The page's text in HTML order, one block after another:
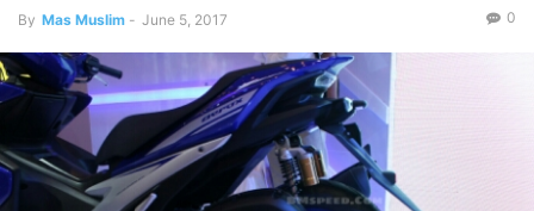
By Mas Muslim - June 5, 2017 0